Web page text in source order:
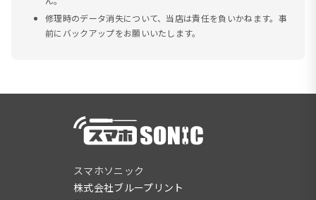
修理時のデータ消失について、当店は責任を負いかねます。事
前にバックアップをお願いいたします。
スマホソニック
株式会社ブループリント